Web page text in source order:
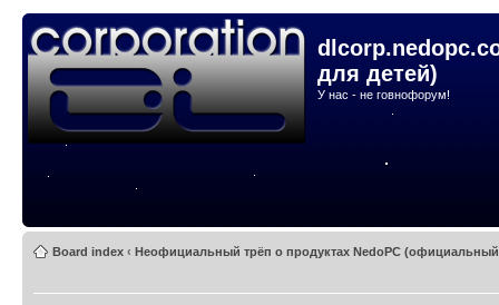
для детей)
У нас - не говнофорум!
Board index ‹ Неофициальный трёп о продуктах NedoPC